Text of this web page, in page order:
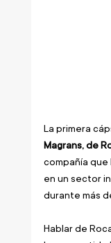
La primera
Magrans, de
compañía que
en un sector
durante más
Hablar de